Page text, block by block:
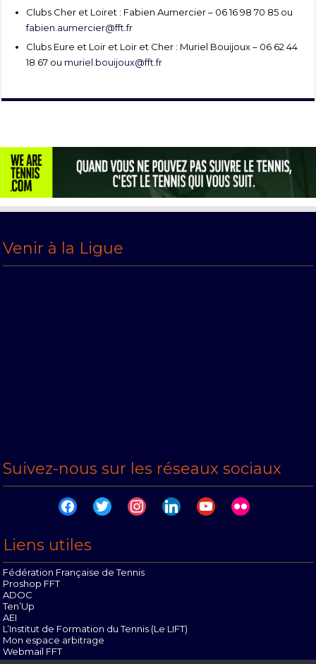
Clubs Cher et Loiret : Fabien Aumercier – 06 16 98 70 85 ou
fabien.aumercier@fft.fr
Clubs Eure et Loir et Loir et Cher : Muriel Bouijoux – 06 62 44
18 67 ou muriel.bouijoux@fft.fr
Venir à la Ligue
Suivez-nous sur les réseaux sociaux
facebooktwitter instagramlinkedinyoutubeflickr
Liens utiles
Fédération Française de Tennis
Proshop FFT
ADOC
Ten’Up
AEI
L’Institut de Formation du Tennis (Le LIFT)
Mon espace arbitrage
Webmail FFT